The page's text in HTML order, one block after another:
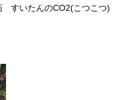
すいたんのCO2(こつこつ)